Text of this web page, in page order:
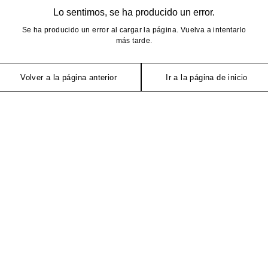
Lo sentimos, se ha producido un error.
Se ha producido un error al cargar la página. Vuelva a intentarlo
más tarde.
Volver a la página anterior Ir a la página de inicio